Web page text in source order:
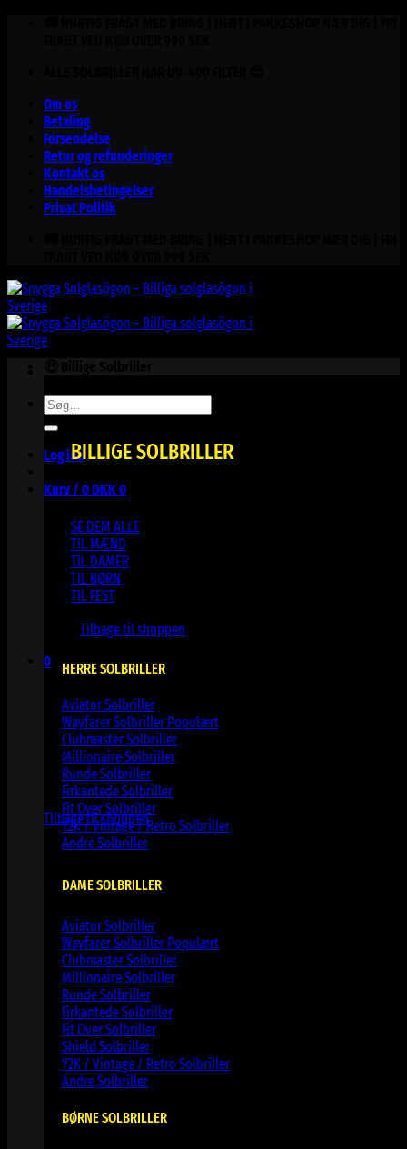
Om os
Betaling
Forsendelse
Retur og refunderinger
Kontakt os
Handelsbetingelser
Privat Politik
Søg
efter:
Log ind
Kurv / 0DKK0
Ingen varer i kurven.
Tilbage til shoppen
0
Kurv
Ingen varer i kurven.
Tilbage til shoppen
BILLIGE SOLBRILLER
SE DEM ALLE
TIL MÆND
TIL DAMER
TIL BØRN
TIL FEST
HERRE SOLBRILLER
Aviator Solbriller
Wayfarer Solbriller
Clubmaster Solbriller
Millionaire Solbriller
Runde Solbriller
Firkantede Solbriller
Fit Over Solbriller
Y2K / Vintage / Retro Solbriller
Andre Solbriller
DAME SOLBRILLER
Aviator Solbriller
Wayfarer Solbriller
Clubmaster Solbriller
Millionaire Solbriller
Runde Solbriller
Firkantede Solbriller
Fit Over Solbriller
Shield Solbriller
Y2K / Vintage / Retro Solbriller
Andre Solbriller
BØRNE SOLBRILLER